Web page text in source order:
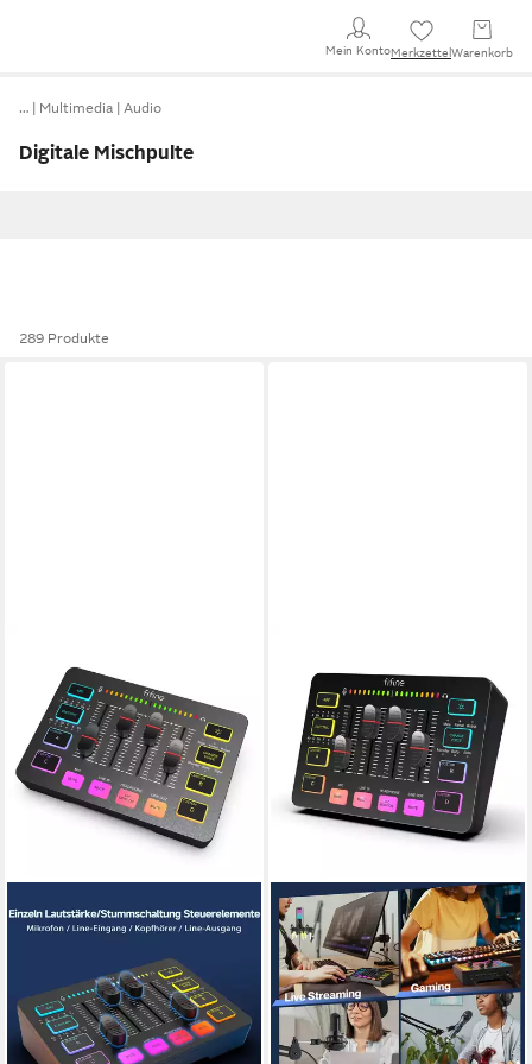
Mein KontoMerkzettel Warenkorb
… Multimedia Audio
Digitale Mischpulte
289 Produkte